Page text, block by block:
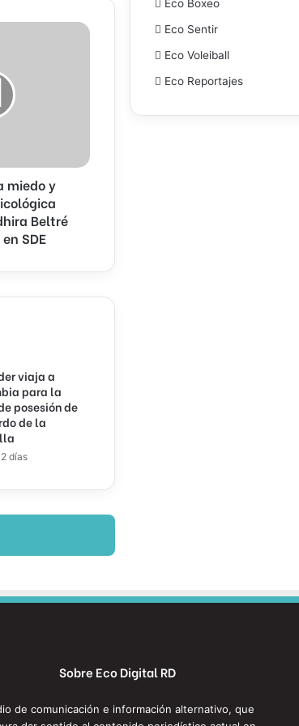
miedo y
Beltré
SDE
viaja a
para la
posesión de
de la
días
Eco Boxeo
Eco Sentir
Eco Voleiball
Eco Reportajes
Sobre Eco Digital RD
de comunicación e información alternativo, que